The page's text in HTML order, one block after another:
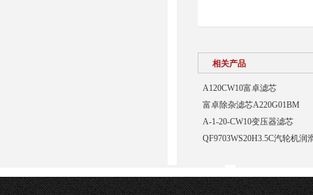
相关产品
A120CW10富卓滤芯
富卓除杂滤芯A220G01BM
A-1-20-CW10变压器滤芯
QF9703WS20H3.5C汽轮机润